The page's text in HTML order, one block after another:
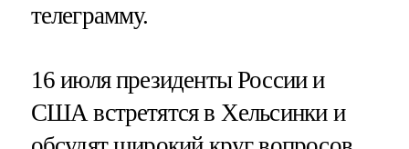
телеграмму.
16 июля президенты России и
США встретятся в Хельсинки и